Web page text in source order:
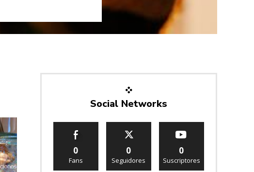
Social Networks
0
Fans
0
Seguidores
0
Suscriptores